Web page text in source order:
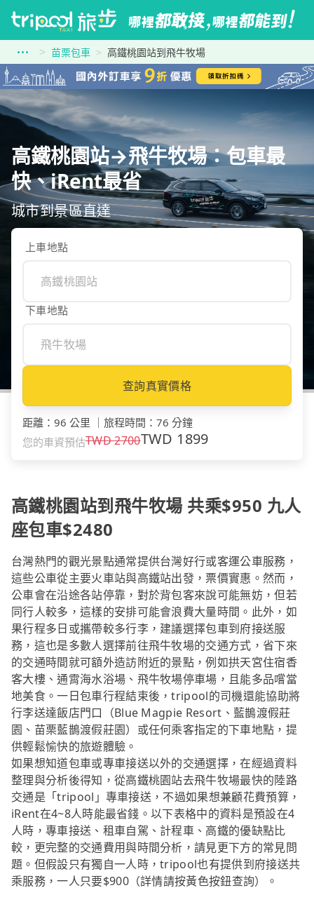
苗栗包車 高鐵桃園站到飛牛牧場
高鐵桃園站→飛牛牧場：包車最
快、iRent最省
城市到景區直達
上車地點
下車地點
查詢真實價格
距離 ： 96 公里 旅程時間 ： 76 分鐘
您的車資預估TWD2700TWD 1899
高鐵桃園站到飛牛牧場 共乘$950 九人
座包車$2480
台灣熱門的觀光景點通常提供台灣好行或客運公車服務，
這些公車從主要火車站與高鐵站出發，票價實惠。然而，
公車會在沿途各站停靠，對於背包客來說可能無妨，但若
同行人較多，這樣的安排可能會浪費大量時間。此外，如
果行程多日或攜帶較多行李，建議選擇包車到府接送服
務，這也是多數人選擇前往飛牛牧場的交通方式，省下來
的交通時間就可額外造訪附近的景點，例如拱天宮住宿香
客大樓、通霄海水浴場、飛牛牧場停車場，且能多品嚐當
地美食。一日包車行程結束後，tripool的司機還能協助將
行李送達飯店門口（Blue Magpie Resort、藍鵲渡假莊
園、苗栗藍鵲渡假莊園）或任何乘客指定的下車地點，提
供輕鬆愉快的旅遊體驗。
如果想知道包車或專車接送以外的交通選擇，在經過資料
整理與分析後得知，從高鐵桃園站去飛牛牧場最快的陸路
交通是「tripool」專車接送，不過如果想兼顧花費預算，
iRent在4~8人時能最省錢。以下表格中的資料是預設在4
人時，專車接送、租車自駕、計程車、高鐵的優缺點比
較，更完整的交通費用與時間分析，請見更下方的常見問
題。但假設只有獨自一人時，tripool也有提供到府接送共
乘服務，一人只要$900（詳情請按黃色按鈕查詢）。